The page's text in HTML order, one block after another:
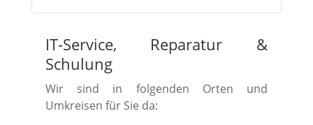
IT-Service, Reparatur &
Schulung
Wir sind in folgenden Orten und
Umkreisen für Sie da: